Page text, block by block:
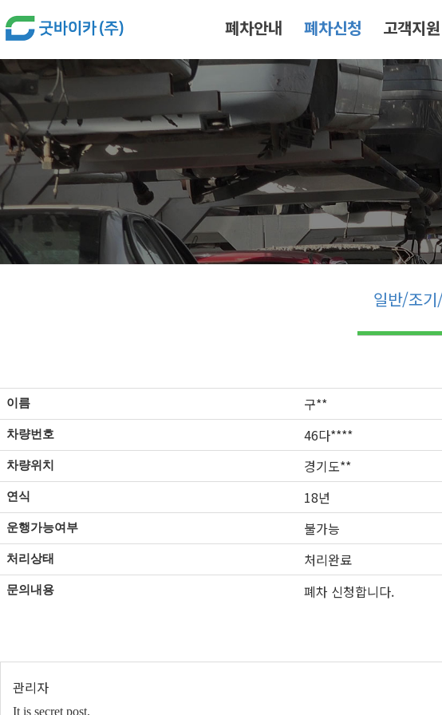
폐차안내 폐차신청 고객지원
일반/조
이름 구**
차량번호 46다****
차량위치 경기도**
연식 18년
운행가능여부 불가능
처리상태 처리완료
문의내용 폐차 신청합니다.
관리자
It is secret post.